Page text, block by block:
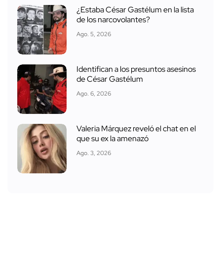
¿Estaba César Gastélum en la lista
de los narcovolantes?
Ago. 5, 2026
Identifican a los presuntos asesinos
de César Gastélum
Ago. 6, 2026
Valeria Márquez reveló el chat en el
que su ex la amenazó
Ago. 3, 2026